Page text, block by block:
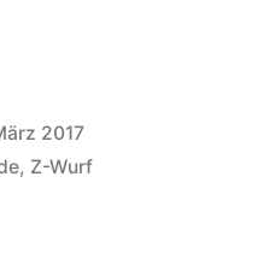
2017
, Z-Wurf